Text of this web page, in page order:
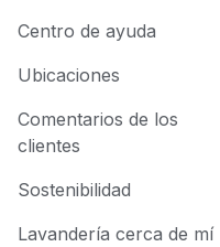
Centro de ayuda
Ubicaciones
Comentarios de los
clientes
Sostenibilidad
Lavandería cerca de mí